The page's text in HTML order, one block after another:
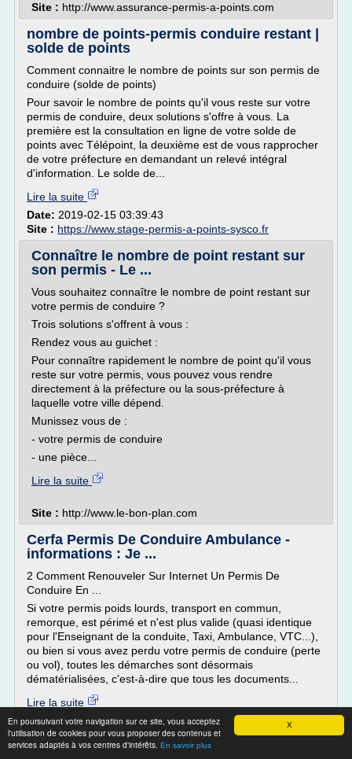
X
En poursuivant votre navigation sur ce site, vous acceptez
l'utilisation de cookies pour vous proposer des contenus et
services adaptés à vos centres d'intérêts. En savoir plus
Site : http://www.assurance-permis-a-points.com
nombre de points-permis conduire restant |
solde de points
Comment connaitre le nombre de points sur son permis de
conduire (solde de points)
Pour savoir le nombre de points qu'il vous reste sur votre
permis de conduire, deux solutions s'offre à vous. La
première est la consultation en ligne de votre solde de
points avec Télépoint, la deuxième est de vous rapprocher
de votre préfecture en demandant un relevé intégral
d'information. Le solde de...
Lire la suite
Date: 2019-02-15 03:39:43
Site : https://www.stage-permis-a-points-sysco.fr
Connaître le nombre de point restant sur
son permis - Le ...
Vous souhaitez connaître le nombre de point restant sur
votre permis de conduire ?
Trois solutions s'offrent à vous :
Rendez vous au guichet :
Pour connaître rapidement le nombre de point qu'il vous
reste sur votre permis, vous pouvez vous rendre
directement à la préfecture ou la sous-préfecture à
laquelle votre ville dépend.
Munissez vous de :
- votre permis de conduire
- une pièce...
Lire la suite
Site : http://www.le-bon-plan.com
Cerfa Permis De Conduire Ambulance -
informations : Je ...
2 Comment Renouveler Sur Internet Un Permis De
Conduire En ...
Si votre permis poids lourds, transport en commun,
remorque, est périmé et n'est plus valide (quasi identique
pour l'Enseignant de la conduite, Taxi, Ambulance, VTC...),
ou bien si vous avez perdu votre permis de conduire (perte
ou vol), toutes les démarches sont désormais
dématérialisées, c'est-à-dire que tous les documents...
Lire la suite
Site :http://je-cherche.info